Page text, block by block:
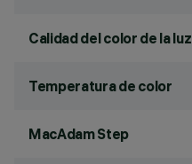
Calidad del color de la luz
Temperatura de color
MacAdam Step